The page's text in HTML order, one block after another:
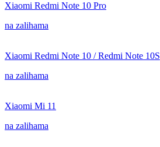
Xiaomi Redmi Note 10 Pro
na zalihama
Xiaomi Redmi Note 10 / Redmi Note 10S
na zalihama
Xiaomi Mi 11
na zalihama